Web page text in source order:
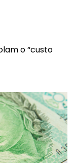
o “custo